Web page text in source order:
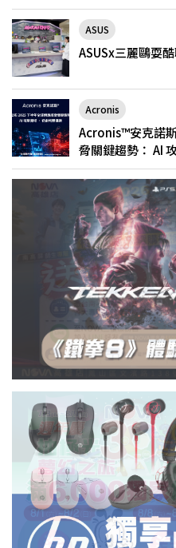
ASUS
ASUSx三麗鷗耍
Acronis
Acronis™安克諾
脅關